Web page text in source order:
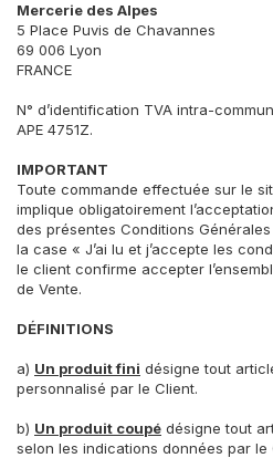
Mercerie des Alpes
5 Place Puvis de Chavannes
69 006 Lyon
FRANCE
N° d’identification TVA intra-
APE 4751Z.
IMPORTANT
Toute commande effectuée sur le
implique obligatoirement
des présentes Conditions
la case « J’ai lu et j’accepte les
le client confirme accepter
de Vente.
DÉFINITIONS
a) Un produit fini désigne tout
personnalisé par le Client.
b) Un produit coupé désigne tout
selon les indications données par